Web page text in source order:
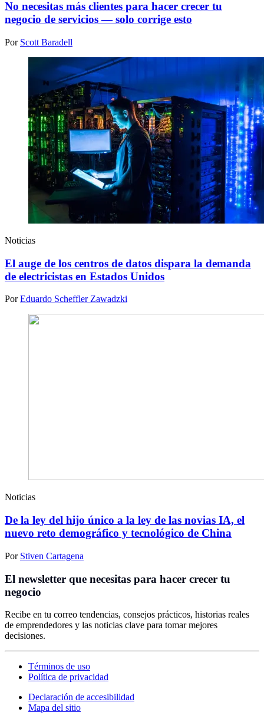
No necesitas más clientes para hacer crecer tu
negocio de servicios — solo corrige esto
Por Scott Baradell
Noticias
El auge de los centros de datos dispara la demanda
de electricistas en Estados Unidos
PorEduardo Scheffler Zawadzki
Noticias
De la ley del hijo único a la ley de las novias IA, el
nuevo reto demográfico y tecnológico de China
Por Stiven Cartagena
El newsletter que necesitas para hacer crecer tu
negocio
Recibe en tu correo tendencias, consejos prácticos, historias reales
de emprendedores y las noticias clave para tomar mejores
decisiones.
Términos de uso
Política de privacidad
Declaración de accesibilidad
Mapa del sitio